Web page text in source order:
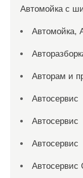
Автомойка с
Автомойка,
Авторам и
Автосервис
Автосервис
Автосервис
Автосервис